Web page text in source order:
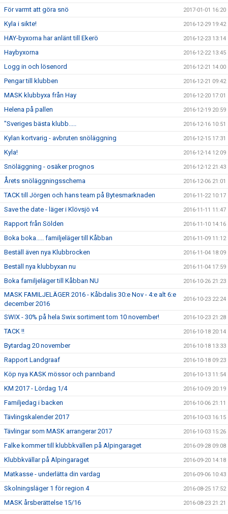
För varmt att göra snö 2017-01-01 16:20
Kyla i sikte! 2016-12-29 19:42
HAY-byxorna har anlänt till Ekerö 2016-12-23 13:14
Haybyxorna 2016-12-22 13:45
Logg in och lösenord 2016-12-21 14:00
Pengar till klubben 2016-12-21 09:42
MASK klubbyxa från Hay 2016-12-20 17:01
Helena på pallen 2016-12-19 20:59
"Sveriges bästa klubb..... 2016-12-16 10:51
Kylan kortvarig - avbruten snöläggning 2016-12-15 17:31
Kyla! 2016-12-14 12:09
Snöläggning - osäker prognos 2016-12-12 21:43
Årets snöläggningsschema 2016-12-06 21:01
TACK till Jörgen och hans team på Bytesmarknaden 2016-11-22 10:17
Save the date - läger i Klövsjö v4 2016-11-11 11:47
Rapport från Sölden 2016-11-10 14:16
Boka boka..... familjeläger till Kåbban 2016-11-09 11:12
Beställ även nya Klubbrocken 2016-11-04 18:09
Beställ nya klubbyxan nu 2016-11-04 17:59
Boka familjeläger till Kåbban NU 2016-10-26 21:23
MASK FAMILJELÄGER 2016 - Kåbdalis 30:e Nov - 4:e alt 6:e
december 2016
2016-10-23 22:24
SWIX - 30% på hela Swix sortiment tom 10 november! 2016-10-23 21:28
TACK !! 2016-10-18 20:14
Bytardag 20 november 2016-10-18 13:33
Rapport Landgraaf 2016-10-18 09:23
Köp nya KASK mössor och pannband 2016-10-13 11:54
KM 2017 - Lördag 1/4 2016-10-09 20:19
Familjedag i backen 2016-10-06 21:11
Tävlingskalender 2017 2016-10-03 16:15
Tävlingar som MASK arrangerar 2017 2016-10-03 15:26
Falke kommer till klubbkvällen på Alpingaraget 2016-09-28 09:08
Klubbkvällar på Alpingaraget 2016-09-20 14:18
Matkasse - underlätta din vardag 2016-09-06 10:43
Skolningsläger 1 för region 4 2016-08-25 17:52
MASK årsberättelse 15/16 2016-08-23 21:21